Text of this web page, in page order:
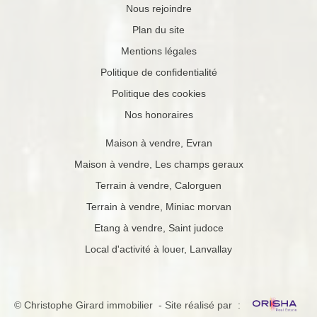
Nous rejoindre
Plan du site
Mentions légales
Politique de confidentialité
Politique des cookies
Nos honoraires
Maison à vendre, Evran
Maison à vendre, Les champs geraux
Terrain à vendre, Calorguen
Terrain à vendre, Miniac morvan
Etang à vendre, Saint judoce
Local d'activité à louer, Lanvallay
© Christophe Girard immobilier - Site réalisé par :